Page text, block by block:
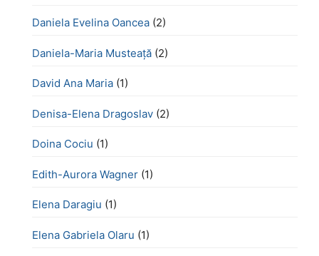
Daniela Evelina Oancea (2)
Daniela-Maria Musteață (2)
David Ana Maria (1)
Denisa-Elena Dragoslav (2)
Doina Cociu (1)
Edith-Aurora Wagner (1)
Elena Daragiu (1)
Elena Gabriela Olaru (1)